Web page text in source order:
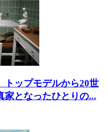
トップモデルから20世
家となったひとりの...